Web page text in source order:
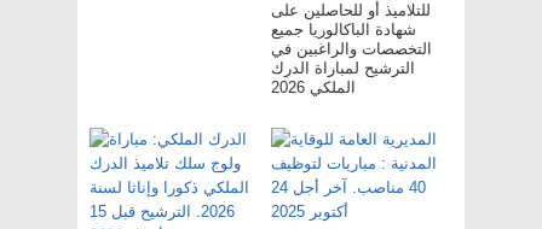
للتلاميذ أو للحاصلين على
شهادة الباكالوريا جميع
التخصصات والراغبين في
الترشيح لمباراة الدرك
الملكي 2026